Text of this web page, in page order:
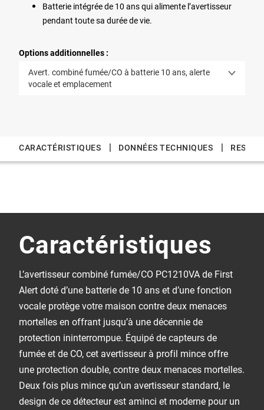
Batterie intégrée de 10 ans qui alimente l’avertisseur
pendant toute sa durée de vie.
Options additionnelles :
Avert. combiné fumée/CO à batterie 10 ans, alerte
vocale et emplacement
CARACTÉRISTIQUES | DONNÉES TECHNIQUES |
Caractéristiques
L’avertisseur combiné fumée/CO PC1210VA de First
Alert doté d’une batterie de 10 ans et d’une fonction
vocale protège votre maison contre deux menaces
mortelles en offrant jusqu’à une décennie de
protection ininterrompue. Équipé de capteurs de
fumée et de CO, cet avertisseur à profil mince offre
une protection double, contre deux menaces mortelles.
Deux fois plus mince qu’un avertisseur standard, le
design de ce détecteur est aminci et moderne pour un